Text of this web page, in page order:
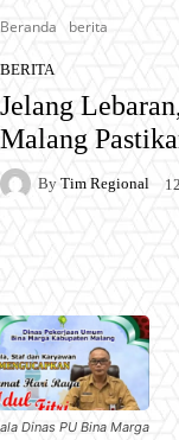
Beranda berita
BERITA
Jelang
Malang
By Tim Regional
Dinas PU Bina Marga